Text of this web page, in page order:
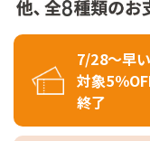
7/28～早
対象5％
終了